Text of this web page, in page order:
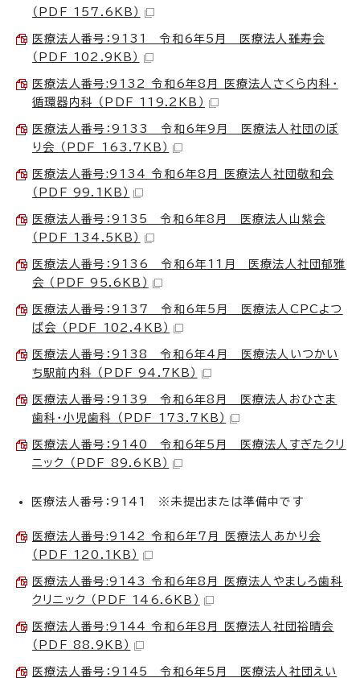
（PDF 157.6KB）
医療法人番号：9131 令和6年5月 医療法人雖寿会
（PDF 102.9KB）
医療法人番号:9132 令和6年8月 医療法人さくら内科・
循環器内科 （PDF 119.2KB）
医療法人番号：9133 令和6年9月 医療法人社団のぼ
り会 （PDF 163.7KB）
医療法人番号:9134 令和6年8月 医療法人社団敬和会
（PDF 99.1KB）
医療法人番号：9135 令和6年8月 医療法人山紫会
（PDF 134.5KB）
医療法人番号：9136 令和6年11月 医療法人社団郁雅
会 （PDF 95.6KB）
医療法人番号：9137 令和6年5月 医療法人CPCよつ
ば会 （PDF 102.4KB）
医療法人番号：9138 令和6年4月 医療法人いつかい
ち駅前内科 （PDF 94.7KB）
医療法人番号：9139 令和6年8月 医療法人おひさま
歯科・小児歯科 （PDF 173.7KB）
医療法人番号：9140 令和6年5月 医療法人すぎたクリ
ニック （PDF 89.6KB）
医療法人番号：9141 ※未提出または準備中です
医療法人番号:9142 令和6年7月 医療法人あかり会
（PDF 120.1KB）
医療法人番号:9143 令和6年8月 医療法人やましろ歯科
クリニック （PDF 146.6KB）
医療法人番号:9144 令和6年8月 医療法人社団裕晴会
（PDF 88.9KB）
医療法人番号：9145 令和6年5月 医療法人社団えい